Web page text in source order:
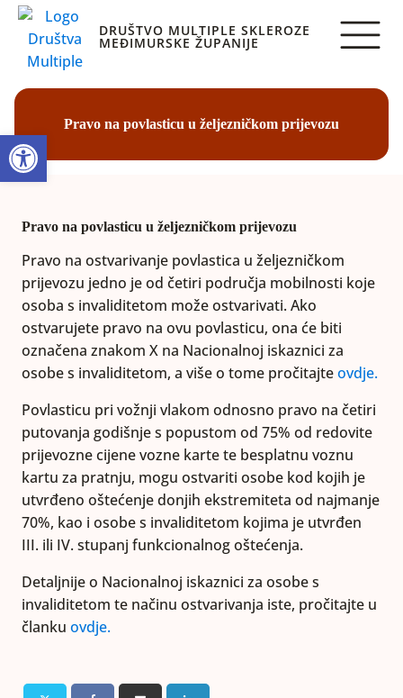
DRUŠTVO MULTIPLE SKLEROZE
MEĐIMURSKE ŽUPANIJE
Pravo na povlasticu u željezničkom prijevozu
Pravo na povlasticu u željezničkom prijevozu
Pravo na ostvarivanje povlastica u željezničkom
prijevozu jedno je od četiri područja mobilnosti koje
osoba s invaliditetom može ostvarivati. Ako
ostvarujete pravo na ovu povlasticu, ona će biti
označena znakom X na Nacionalnoj iskaznici za
osobe s invaliditetom, a više o tome pročitajteovdje.
Povlasticu pri vožnji vlakom odnosno pravo na četiri
putovanja godišnje s popustom od 75% od redovite
prijevozne cijene vozne karte te besplatnu voznu
kartu za pratnju, mogu ostvariti osobe kod kojih je
utvrđeno oštećenje donjih ekstremiteta od najmanje
70%, kao i osobe s invaliditetom kojima je utvrđen
III. ili IV. stupanj funkcionalnog oštećenja.
Detaljnije o Nacionalnoj iskaznici za osobe s
invaliditetom te načinu ostvarivanja iste, pročitajte u
članku ovdje.
Open toolbar